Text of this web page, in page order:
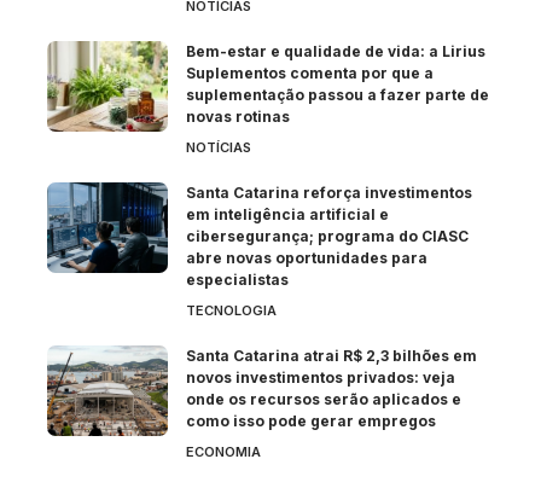
NOTÍCIAS
Bem-estar e qualidade de vida: a Lirius
Suplementos comenta por que a
suplementação passou a fazer parte de
novas rotinas
NOTÍCIAS
Santa Catarina reforça investimentos
em inteligência artificial e
cibersegurança; programa do CIASC
abre novas oportunidades para
especialistas
TECNOLOGIA
Santa Catarina atrai R$ 2,3 bilhões em
novos investimentos privados: veja
onde os recursos serão aplicados e
como isso pode gerar empregos
ECONOMIA